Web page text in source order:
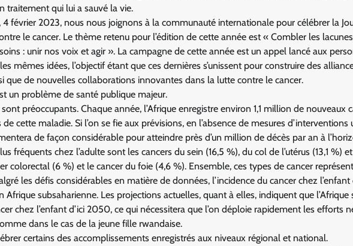
traitement qui lui a sauvé la vie.
4 février 2023, nous nous joignons à la communauté internationale pour célébrer la
le cancer. Le thème retenu pour l’édition de cette année est « Combler les
: unir nos voix et agir ». La campagne de cette année est un appel lancé aux
mêmes idées, l’objectif étant que ces dernières s’unissent pour construire des
que de nouvelles collaborations innovantes dans la lutte contre le cancer.
un problème de santé publique majeur.
préoccupants. Chaque année, l’Afrique enregistre environ 1,1 million de nouveaux
cette maladie. Si l’on se fie aux prévisions, en l’absence de mesures d’interventions
de façon considérable pour atteindre près d’un million de décès par an à
fréquents chez l’adulte sont les cancers du sein (16,5 %), du col de l’utérus (13,1 %)
colorectal (6 %) et le cancer du foie (4,6 %). Ensemble, ces types de cancer
les défis considérables en matière de données, l’incidence du cancer chez l’enfant
subsaharienne. Les projections actuelles, quant à elles, indiquent que l’Afrique
chez l’enfant d’ici 2050, ce qui nécessitera que l’on déploie rapidement les efforts
dans le cas de la jeune fille rwandaise.
certains des accomplissements enregistrés aux niveaux régional et national.